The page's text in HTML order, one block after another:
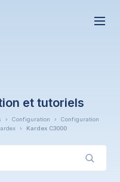
et tutoriels
› Configuration ›
Configuration
› Kardex C3000